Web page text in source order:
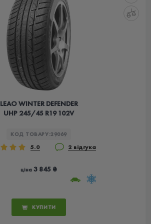
LEAO WINTER DEFENDER
UHP 245/45 R19 102V
КОД ТОВАРУ:29069
5.0 2 відгука
ціна 3 845 ₴
КУПИТИ